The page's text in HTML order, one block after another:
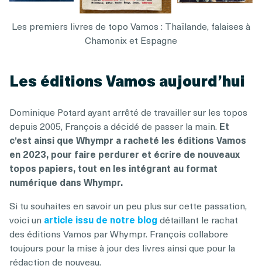
Les premiers livres de topo Vamos : Thaïlande, falaises à
Chamonix et Espagne
Les éditions Vamos aujourd’hui
Dominique Potard ayant arrêté de travailler sur les topos
depuis 2005, François a décidé de passer la main. Et
c’est ainsi que Whympr a racheté les éditions Vamos
en 2023, pour faire perdurer et écrire de nouveaux
topos papiers, tout en les intégrant au format
numérique dans Whympr.
Si tu souhaites en savoir un peu plus sur cette passation,
voici un article issu de notre blog détaillant le rachat
des éditions Vamos par Whympr. François collabore
toujours pour la mise à jour des livres ainsi que pour la
rédaction de nouveau.